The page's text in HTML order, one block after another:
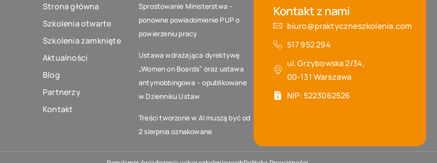
Strona główna
Szkolenia otwarte
Szkolenia zamknięte
Aktualności
Blog
Partnerzy
Kontakt
Sprostowanie Ministerstwa –
ponowne powiadomienie PUP o
powierzeniu pracy
Ustawa wdrażająca dyrektywę
„Women on Boards” oraz ustawa
antymobbingowa – opublikowane
w Dzienniku Ustaw
Treści tworzone w AI muszą być od
2 sierpnia oznakowane
Kontakt z nami
biuro@praktyczneszkolenia.com
517 952 294‬
ul. Grzybowska 2/34,
00-131 Warszawa
NIP: 5223062526